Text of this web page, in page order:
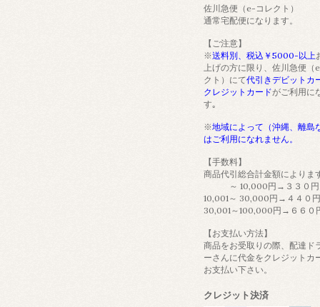
佐川急便（e-コレクト）
通常宅配便になります。
【ご注意】
※送料別、税込￥5000-以上
上げの方に限り、佐川急便（
クト）にて代引きデビットカ
クレジットカードがご利用に
す｡
※地域によって（沖縄、離島
はご利用になれません。
【手数料】
商品代引総合計金額によりま
～ 10,000円→３３０円
10,001～ 30,000円→４４０円
30,001～100,000円→６６０
【お支払い方法】
商品をお受取りの際、配達ド
ーさんに代金をクレジットカ
お支払い下さい。
クレジット決済